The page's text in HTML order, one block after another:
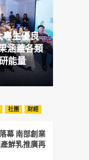
集
專生優良
涵蓋各類
能量
社團 財經
幕 南部創業
鮮乳推廣再